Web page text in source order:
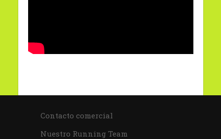
Contacto comercial
Nuestro Running Team